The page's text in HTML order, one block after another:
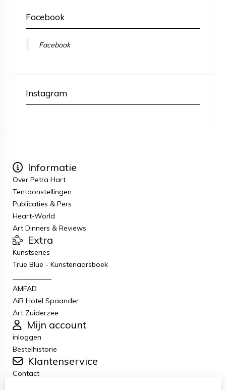
Facebook
Facebook
Instagram
Informatie
Over Petra Hart
Tentoonstellingen
Publicaties & Pers
Heart-World
Art Dinners & Reviews
Extra
Kunstseries
True Blue - Kunstenaarsboek
AMFAD
AiR Hotel Spaander
Art Zuiderzee
Mijn account
inloggen
Bestelhistorie
Klantenservice
Contact